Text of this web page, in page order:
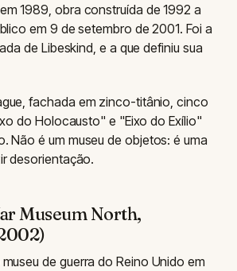
1989, obra construída de 1992 a
em 9 de setembro de 2001. Foi a
de Libeskind, e a que definiu sua
fachada em zinco-titânio, cinco
do Holocausto" e "Eixo do Exílio"
Não é um museu de objetos: é uma
desorientação.
Museum North,
de guerra do Reino Unido em